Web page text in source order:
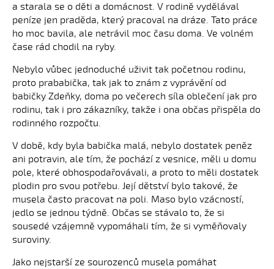
a starala se o děti a domácnost. V rodině vydělával
peníze jen praděda, který pracoval na dráze. Tato práce
ho moc bavila, ale netrávil moc času doma. Ve volném
čase rád chodil na ryby.
Nebylo vůbec jednoduché uživit tak početnou rodinu,
proto prababička, tak jak to znám z vyprávění od
babičky Zdeňky, doma po večerech síla oblečení jak pro
rodinu, tak i pro zákazníky, takže i ona občas přispěla do
rodinného rozpočtu.
V době, kdy byla babička malá, nebylo dostatek peněz
ani potravin, ale tím, že pochází z vesnice, měli u domu
pole, které obhospodařovávali, a proto to měli dostatek
plodin pro svou potřebu. Její dětství bylo takové, že
musela často pracovat na poli. Maso bylo vzácností,
jedlo se jednou týdně. Občas se stávalo to, že si
sousedé vzájemně vypomáhali tím, že si vyměňovaly
suroviny.
Jako nejstarší ze sourozenců musela pomáhat